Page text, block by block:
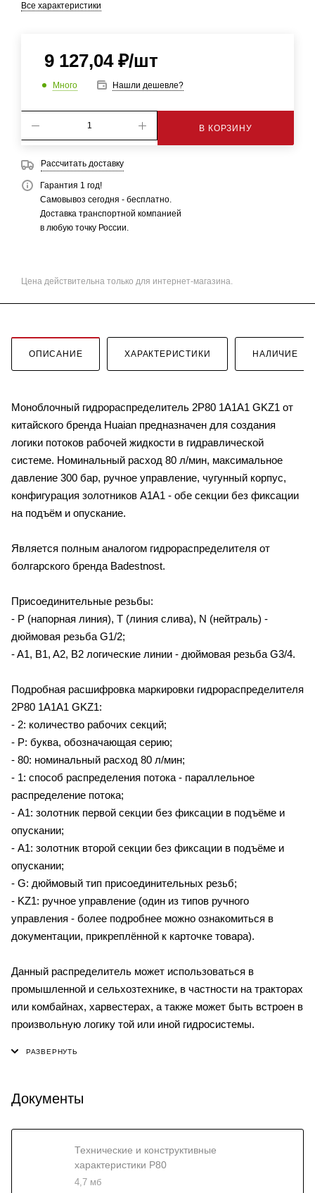
Все характеристики
9 127,04₽/шт
Много Нашли дешевле?
В КОРЗИНУ
Рассчитать доставку
Гарантия 1 год!
Самовывоз сегодня - бесплатно.
Доставка транспортной компанией
в любую точку России.
Цена действительна только для интернет-магазина.
ОПИСАНИЕ ХАРАКТЕРИСТИКИ НАЛИЧИЕ
Моноблочный гидрораспределитель 2P80 1A1A1 GKZ1 от
китайского бренда Huaian предназначен для создания
логики потоков рабочей жидкости в гидравлической
системе. Номинальный расход 80 л/мин, максимальное
давление 300 бар, ручное управление, чугунный корпус,
конфигурация золотников A1A1 - обе секции без фиксации
на подъём и опускание.
Является полным аналогом гидрораспределителя от
болгарского бренда Badestnost.
Присоединительные резьбы:
- P (напорная линия), T (линия слива), N (нейтраль) -
дюймовая резьба G1/2;
- A1, B1, A2, B2 логические линии - дюймовая резьба G3/4.
Подробная расшифровка маркировки гидрораспределителя
2P80 1A1A1 GKZ1:
- 2: количество рабочих секций;
- P: буква, обозначающая серию;
- 80: номинальный расход 80 л/мин;
- 1: способ распределения потока - параллельное
распределение потока;
- A1: золотник первой секции без фиксации в подъёме и
опускании;
- A1: золотник второй секции без фиксации в подъёме и
опускании;
- G: дюймовый тип присоединительных резьб;
- KZ1: ручное управление (один из типов ручного
управления - более подробнее можно ознакомиться в
документации, прикреплённой к карточке товара).
Данный распределитель может использоваться в
промышленной и сельхозтехнике, в частности на тракторах
или комбайнах, харвестерах, а также может быть встроен в
произвольную логику той или иной гидросистемы.
Документы
Технические и конструктивные
характеристики P80
4,7 мб